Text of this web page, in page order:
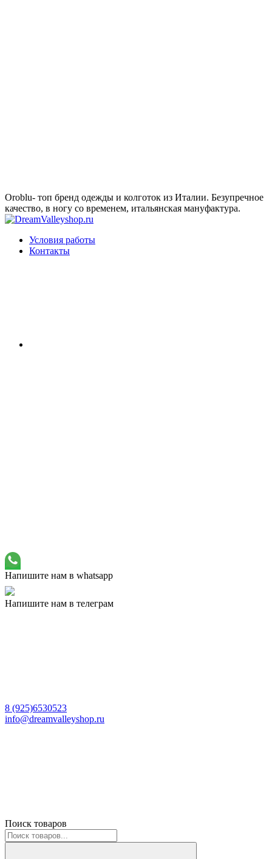
Oroblu- топ бренд одежды и колготок из Италии. Безупречное
качество, в ногу со временем, итальянская мануфактура.
Условия работы
Контакты
Напишите нам в whatsapp
Напишите нам в телеграм
8 (925)6530523
info@dreamvalleyshop.ru
Поиск товаров